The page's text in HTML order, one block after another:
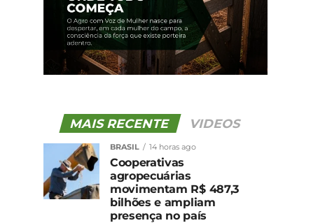
MAIS RECENTE VIDEOS
BRASIL 14 horas ago
Cooperativas
agropecuárias
movimentam R$ 487,3
bilhões e ampliam
presença no país